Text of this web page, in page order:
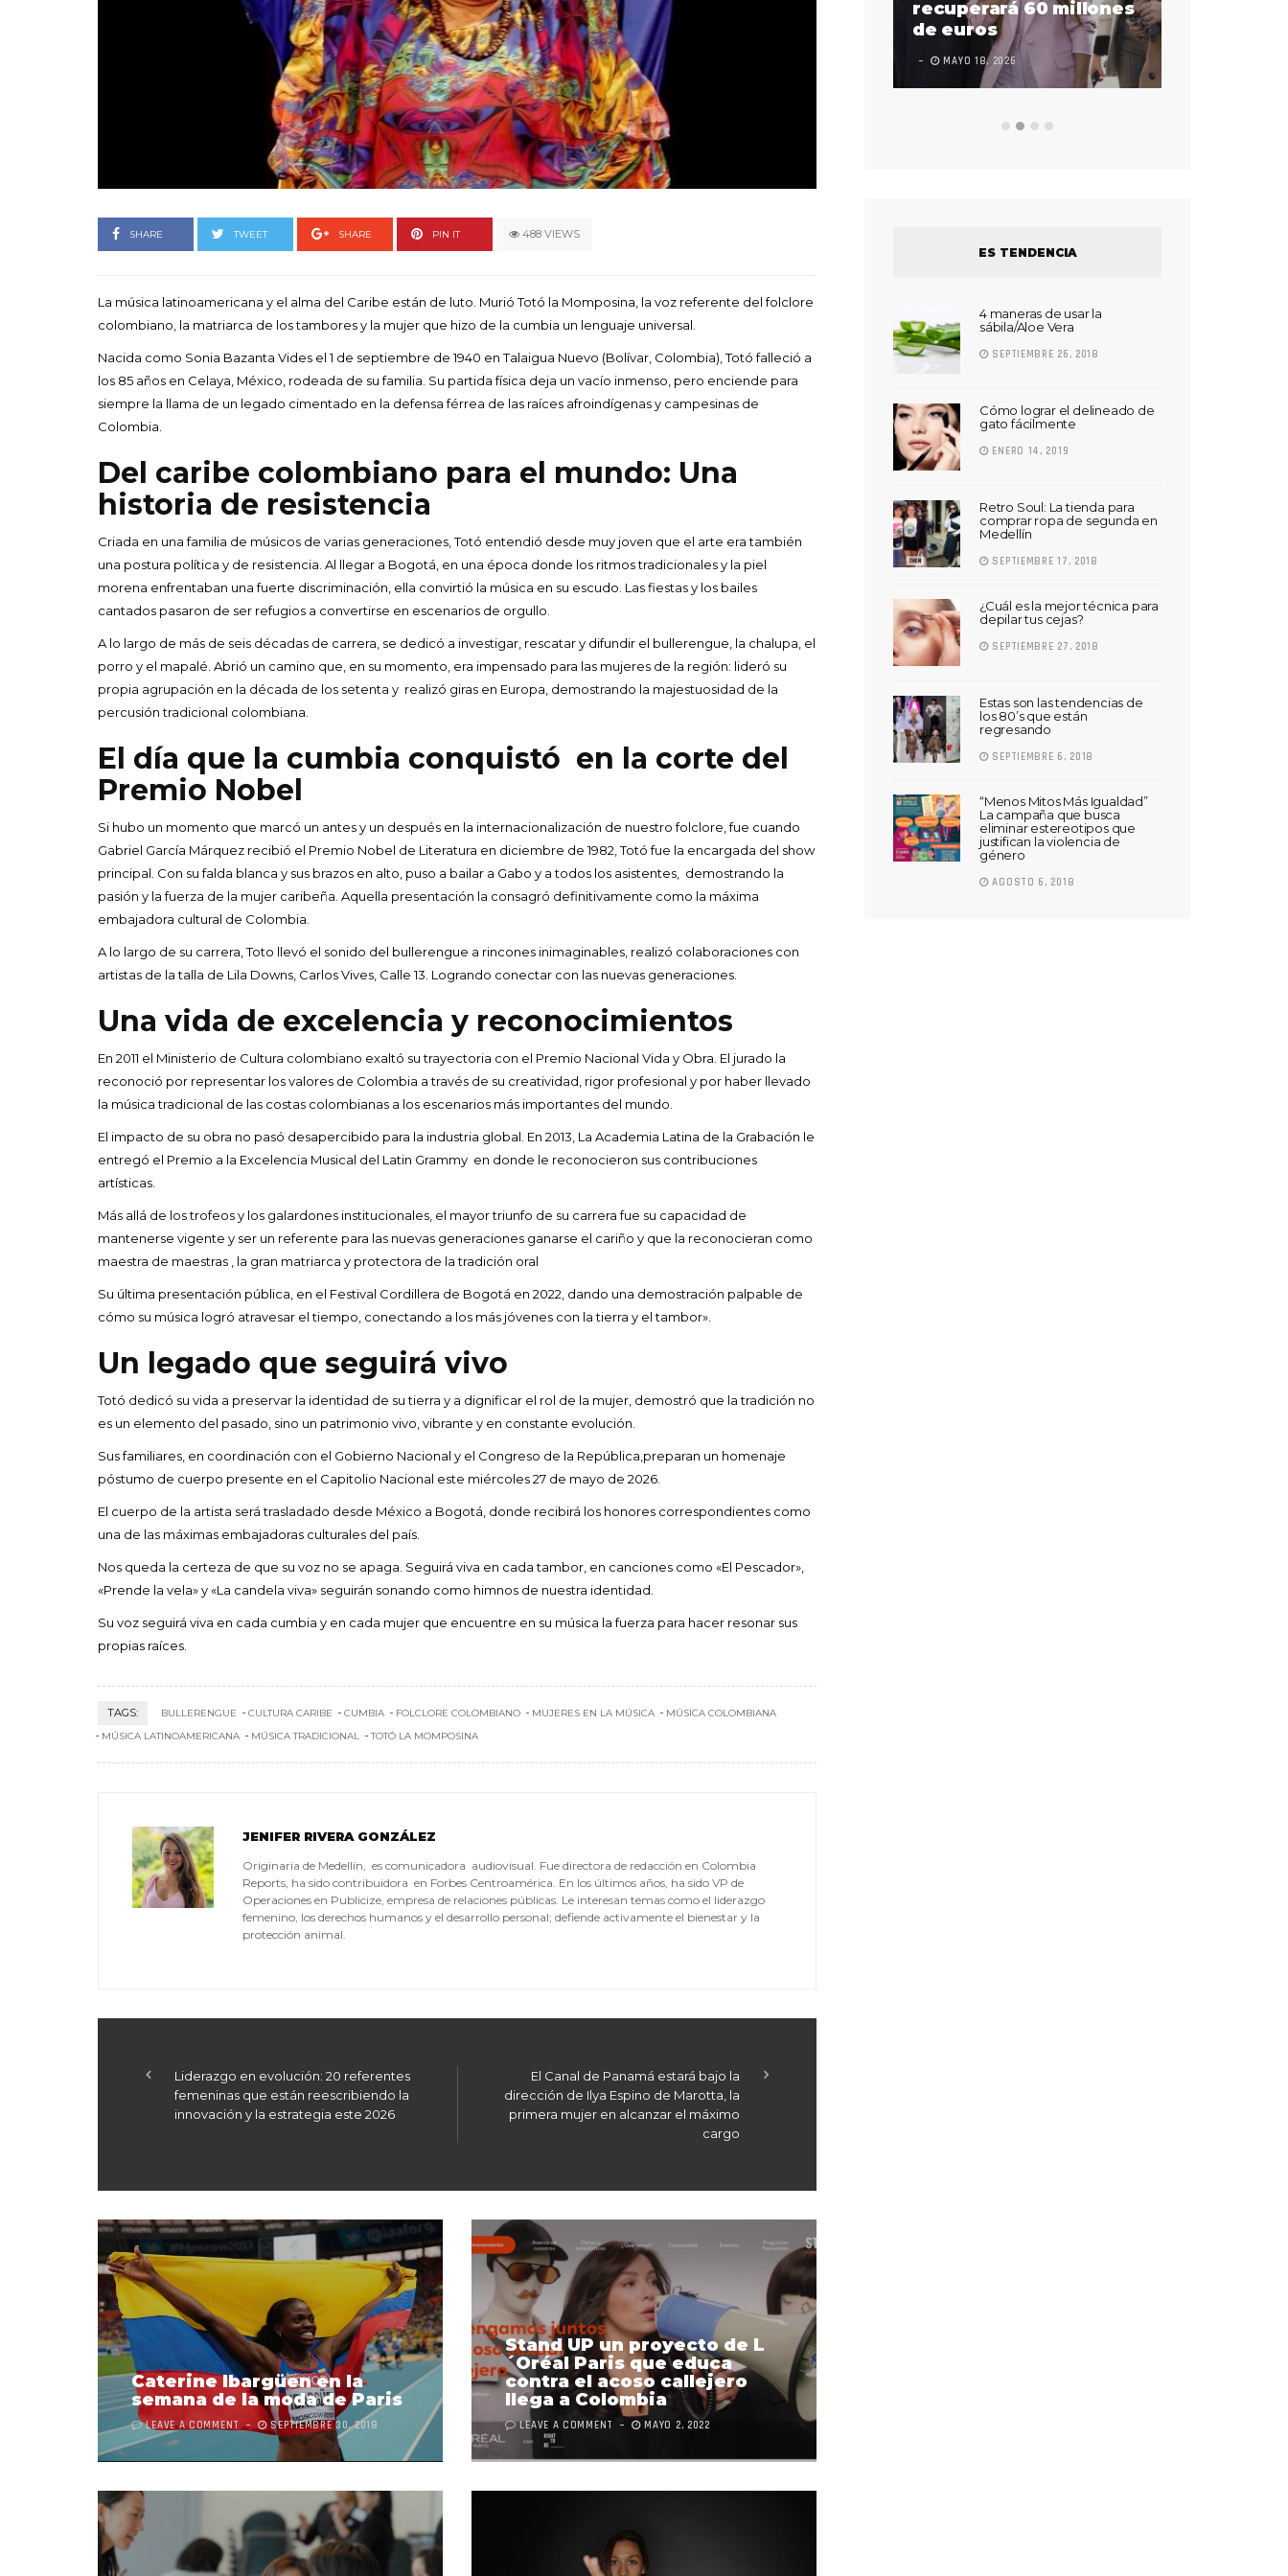
SHARE TWEET SHARE PIN IT 488 VIEWS
La música latinoamericana y el alma del Caribe están de luto. Murió Totó la Momposina, la voz referente del folclore
colombiano, la matriarca de los tambores y la mujer que hizo de la cumbia un lenguaje universal.
Nacida como Sonia Bazanta Vides el 1 de septiembre de 1940 en Talaigua Nuevo (Bolívar, Colombia), Totó falleció a
los 85 años en Celaya, México, rodeada de su familia. Su partida física deja un vacío inmenso, pero enciende para
siempre la llama de un legado cimentado en la defensa férrea de las raíces afroindígenas y campesinas de
Colombia.
Del caribe colombiano para el mundo: Una
historia de resistencia
Criada en una familia de músicos de varias generaciones, Totó entendió desde muy joven que el arte era también
una postura política y de resistencia. Al llegar a Bogotá, en una época donde los ritmos tradicionales y la piel
morena enfrentaban una fuerte discriminación, ella convirtió la música en su escudo. Las fiestas y los bailes
cantados pasaron de ser refugios a convertirse en escenarios de orgullo.
A lo largo de más de seis décadas de carrera, se dedicó a investigar, rescatar y difundir el bullerengue, la chalupa, el
porro y el mapalé. Abrió un camino que, en su momento, era impensado para las mujeres de la región: lideró su
propia agrupación en la década de los setenta y realizó giras en Europa, demostrando la majestuosidad de la
percusión tradicional colombiana.
El día que la cumbia conquistó en la corte del
Premio Nobel
Si hubo un momento que marcó un antes y un después en la internacionalización de nuestro folclore, fue cuando
Gabriel García Márquez recibió el Premio Nobel de Literatura en diciembre de 1982, Totó fue la encargada del show
principal. Con su falda blanca y sus brazos en alto, puso a bailar a Gabo y a todos los asistentes, demostrando la
pasión y la fuerza de la mujer caribeña. Aquella presentación la consagró definitivamente como la máxima
embajadora cultural de Colombia.
A lo largo de su carrera, Toto llevó el sonido del bullerengue a rincones inimaginables, realizó colaboraciones con
artistas de la talla de Lila Downs, Carlos Vives, Calle 13. Logrando conectar con las nuevas generaciones.
Una vida de excelencia y reconocimientos
En 2011 el Ministerio de Cultura colombiano exaltó su trayectoria con el Premio Nacional Vida y Obra. El jurado la
reconoció por representar los valores de Colombia a través de su creatividad, rigor profesional y por haber llevado
la música tradicional de las costas colombianas a los escenarios más importantes del mundo.
El impacto de su obra no pasó desapercibido para la industria global. En 2013, La Academia Latina de la Grabación le
entregó el Premio a la Excelencia Musical del Latin Grammy en donde le reconocieron sus contribuciones
artísticas.
Más allá de los trofeos y los galardones institucionales, el mayor triunfo de su carrera fue su capacidad de
mantenerse vigente y ser un referente para las nuevas generaciones ganarse el cariño y que la reconocieran como
maestra de maestras , la gran matriarca y protectora de la tradición oral
Su última presentación pública, en el Festival Cordillera de Bogotá en 2022, dando una demostración palpable de
cómo su música logró atravesar el tiempo, conectando a los más jóvenes con la tierra y el tambor».
Un legado que seguirá vivo
Totó dedicó su vida a preservar la identidad de su tierra y a dignificar el rol de la mujer, demostró que la tradición no
es un elemento del pasado, sino un patrimonio vivo, vibrante y en constante evolución.
Sus familiares, en coordinación con el Gobierno Nacional y el Congreso de la República,preparan un homenaje
póstumo de cuerpo presente en el Capitolio Nacional este miércoles 27 de mayo de 2026.
El cuerpo de la artista será trasladado desde México a Bogotá, donde recibirá los honores correspondientes como
una de las máximas embajadoras culturales del país.
Nos queda la certeza de que su voz no se apaga. Seguirá viva en cada tambor, en canciones como «El Pescador»,
«Prende la vela» y «La candela viva» seguirán sonando como himnos de nuestra identidad.
Su voz seguirá viva en cada cumbia y en cada mujer que encuentre en su música la fuerza para hacer resonar sus
propias raíces.
TAGS: BULLERENGUE CULTURA CARIBE CUMBIA FOLCLORE COLOMBIANO MUJERES EN LA MÚSICA
MÚSICA COLOMBIANA
MÚSICA LATINOAMERICANA
MÚSICA TRADICIONAL TOTÓ LA MOMPOSINA
JENIFER RIVERA GONZÁLEZ
Originaria de Medellín, es comunicadora audiovisual. Fue directora de redacción en Colombia
Reports, ha sido contribuidora en Forbes Centroamérica. En los últimos años, ha sido VP de
Operaciones en Publicize, empresa de relaciones públicas. Le interesan temas como el liderazgo
femenino, los derechos humanos y el desarrollo personal; defiende activamente el bienestar y la
protección animal.
Liderazgo en evolución: 20 referentes
femeninas que están reescribiendo la
innovación y la estrategia este 2026
El Canal de Panamá estará bajo la
dirección de Ilya Espino de Marotta, la
primera mujer en alcanzar el máximo
cargo
Caterine Ibargüen en la
semana de la moda de Paris
LEAVE A COMMENT SEPTIEMBRE 30, 2018
Stand UP un proyecto de L
´Oréal Paris que educa
contra el acoso callejero
llega a Colombia
LEAVE A COMMENT MAYO 2, 2022
Goyo un himno por la
vida de las mujeres
LEAVE A COMMENT FEBRERO 16, 2023
recuperará 60 millones
de euros
MAYO 18, 2026
ES TENDENCIA
4 maneras de usar la
sábila/Aloe Vera
SEPTIEMBRE 26, 2018
Cómo lograr el delineado de
gato fácilmente
ENERO 14, 2019
Retro Soul: La tienda para
comprar ropa de segunda en
Medellín
SEPTIEMBRE 17, 2018
¿Cuál es la mejor técnica para
depilar tus cejas?
SEPTIEMBRE 27, 2018
Estas son las tendencias de
los 80’s que están
regresando
SEPTIEMBRE 6, 2018
“Menos Mitos Más Igualdad”
La campaña que busca
eliminar estereotipos que
justifican la violencia de
género
AGOSTO 6, 2018